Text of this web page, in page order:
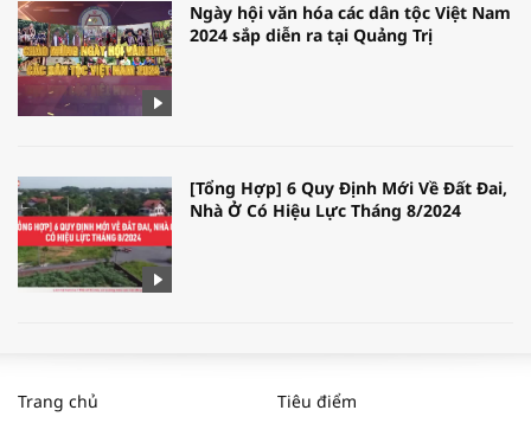
Ngày hội văn hóa các dân tộc Việt Nam
2024 sắp diễn ra tại Quảng Trị
[Tổng Hợp] 6 Quy Định Mới Về Đất Đai,
Nhà Ở Có Hiệu Lực Tháng 8/2024
NAM NĂM 2024 VÀ NĂM 2025 | NHỊP
ĐẬP THỊ TRƯỜNG #62
Trang chủ Tiêu điểm